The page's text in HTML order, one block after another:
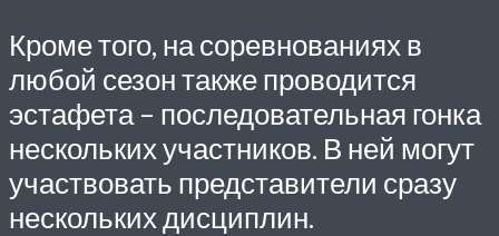
Кроме того, на соревнованиях в
любой сезон также проводится
эстафета – последовательная гонка
нескольких участников. В ней могут
участвовать представители сразу
нескольких дисциплин.